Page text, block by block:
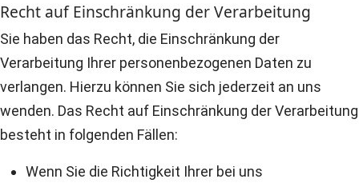
Recht auf Einschränkung der Verarbeitung
Sie haben das Recht, die Einschränkung der
Verarbeitung Ihrer personenbezogenen Daten zu
verlangen. Hierzu können Sie sich jederzeit an uns
wenden. Das Recht auf Einschränkung der Verarbeitung
besteht in folgenden Fällen:
Wenn Sie die Richtigkeit Ihrer bei uns